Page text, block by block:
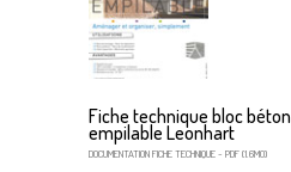
Fiche technique bloc béton
empilable Leonhart
DOCUMENTATIONFICHE TECHNIQUE- PDF (1.6MO)